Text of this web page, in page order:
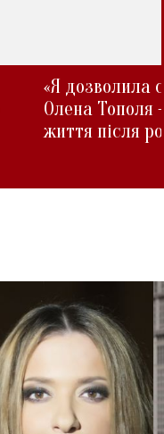
«Я дозволила
Олена Тополя
життя після